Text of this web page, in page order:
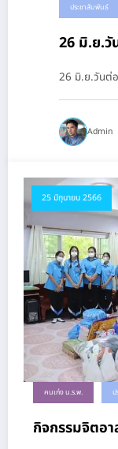
ประชาสัมพันธ์
26 มิ.ย.วั
26 มิ.ย.วันต่
Admin
25 มิถุนายน 2566
คนเก่ง น.ร.พ. ป
กิจกรรมจิตอ